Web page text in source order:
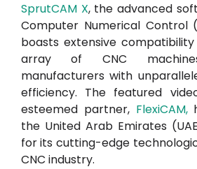
SprutCAM X, the advanced
Computer Numerical Control
boasts extensive
array of CNC
manufacturers with
efficiency. The featured
esteemed partner, FlexiCAM,
the United Arab Emirates
for its cutting-edge
CNC industry.